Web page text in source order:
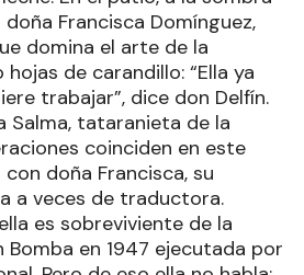
Francisca Domínguez,
domina el arte de la
de carandillo: “Ella ya
trabajar”, dice don Delfín.
Salma, tataranieta de la
coinciden en este
doña Francisca, su
a veces de traductora.
es sobreviviente de la
Bomba en 1947 ejecutada por